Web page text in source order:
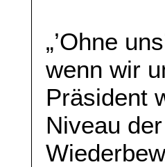
„’Ohne
wenn wir
Präsident
Niveau